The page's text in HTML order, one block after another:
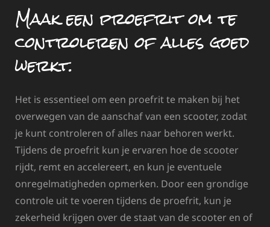
Maak een proefrit om te
controleren of alles goed
werkt.
Het is essentieel om een proefrit te maken bij het
overwegen van de aanschaf van een scooter, zodat
je kunt controleren of alles naar behoren werkt.
Tijdens de proefrit kun je ervaren hoe de scooter
rijdt, remt en accelereert, en kun je eventuele
onregelmatigheden opmerken. Door een grondige
controle uit te voeren tijdens de proefrit, kun je
zekerheid krijgen over de staat van de scooter en of